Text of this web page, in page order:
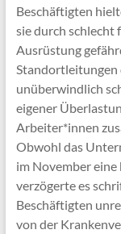
Beschäftigten
sie durch schlecht
Ausrüstung
Standortleitungen
unüberwindlich
eigener
Arbeiter*innen
Obwohl das
im November
verzögerte es
Beschäftigten
von der